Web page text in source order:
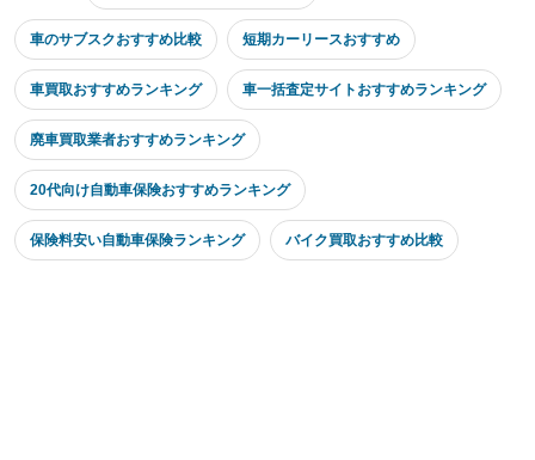
車のサブスクおすすめ比較 短期カーリースおすすめ
車買取おすすめランキング 車一括査定サイトおすすめランキング
廃車買取業者おすすめランキング
20代向け自動車保険おすすめランキング
保険料安い自動車保険ランキング バイク買取おすすめ比較